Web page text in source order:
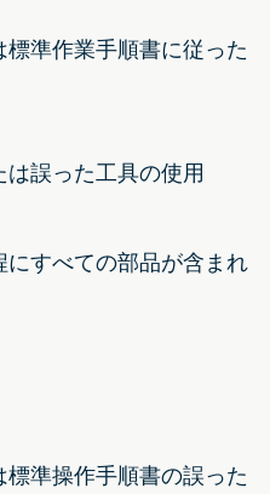
準作業手順書に従った
誤った工具の使用
すべての部品が含まれ
準操作手順書の誤った